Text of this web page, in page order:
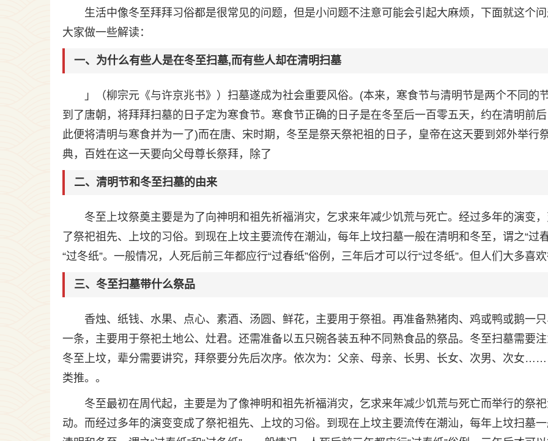
生活中像冬至拜拜习俗都是很常见的问题，但是小问题不注意可能会引起大麻烦，下面就这个
大家做一些解读：
一、为什么有些人是在冬至扫墓,而有些人却在清明扫墓
」（柳宗元《与许京兆书》）扫墓遂成为社会重要风俗。(本来，寒食节与清明节是两个不同的
到了唐朝，将拜拜扫墓的日子定为寒食节。寒食节正确的日子是在冬至后一百零五天，约在清明前
此便将清明与寒食并为一了)而在唐、宋时期，冬至是祭天祭祀祖的日子，皇帝在这天要到郊外举行
典，百姓在这一天要向父母尊长祭拜，除了
二、清明节和冬至扫墓的由来
冬至上坟祭奠主要是为了向神明和祖先祈福消灾，乞求来年减少饥荒与死亡。经过多年的演变
了祭祀祖先、上坟的习俗。到现在上坟主要流传在潮汕，每年上坟扫墓一般在清明和冬至，谓之“过
“过冬纸”。一般情况，人死后前三年都应行“过春纸”俗例，三年后才可以行“过冬纸”。但人们大多喜
三、冬至扫墓带什么祭品
香烛、纸钱、水果、点心、素酒、汤圆、鲜花，主要用于祭祖。再准备熟猪肉、鸡或鸭或鹅一
一条，主要用于祭祀土地公、灶君。还需准备以五只碗各装五种不同熟食品的祭品。冬至扫墓需要
冬至上坟，辈分需要讲究，拜祭要分先后次序。依次为：父亲、母亲、长男、长女、次男、次女
类推。。
冬至最初在周代起，主要是为了像神明和祖先祈福消灾，乞求来年减少饥荒与死亡而举行的祭
动。而经过多年的演变变成了祭祀祖先、上坟的习俗。到现在上坟主要流传在潮汕，每年上坟扫墓